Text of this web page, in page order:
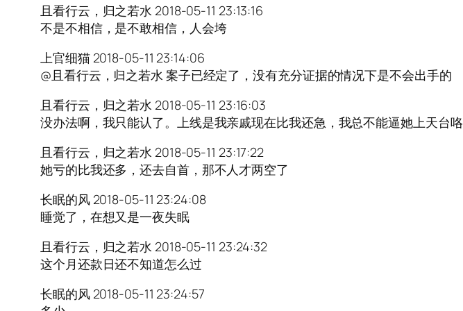
且看行云，归之若水 2018-05-11 23:13:16
不是不相信，是不敢相信，人会垮
上官细猫 2018-05-11 23:14:06
@且看行云，归之若水 案子已经定了，没有充分证据的情况下是不会出手的
且看行云，归之若水 2018-05-11 23:16:03
没办法啊，我只能认了。上线是我亲戚现在比我还急，我总不能逼她上天台咯
且看行云，归之若水 2018-05-11 23:17:22
她亏的比我还多，还去自首，那不人才两空了
长眠的风 2018-05-11 23:24:08
睡觉了，在想又是一夜失眠
且看行云，归之若水 2018-05-11 23:24:32
这个月还款日还不知道怎么过
长眠的风 2018-05-11 23:24:57